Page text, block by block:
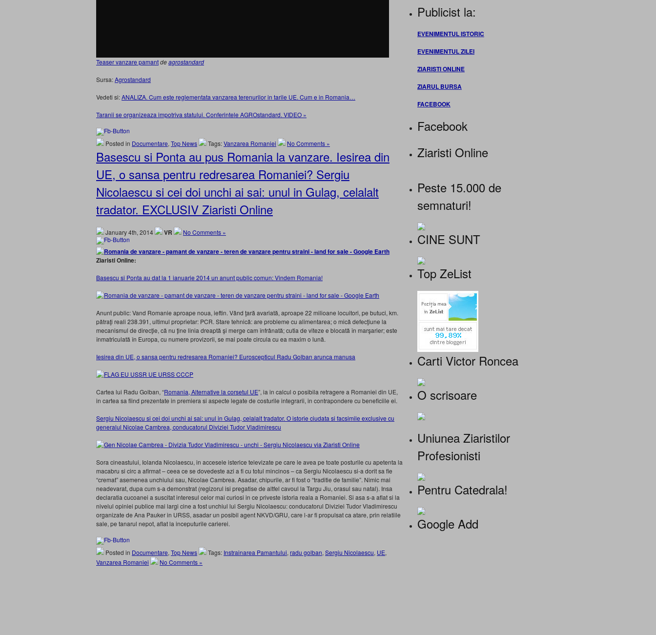
Teaser vanzare pamantdeagrostandard
Sursa:Agrostandard
Vedeti si:ANALIZA. Cum este reglementata vanzarea terenurilor in tarile UE. Cum e in Romania…
Taranii se organizeaza impotriva statului. Conferintele AGROstandard. VIDEO »
Posted in Documentare, Top News Tags:Vanzarea Romaniei No Comments »
Basescu si Ponta au pus Romania la vanzare. Iesirea din
UE, o sansa pentru redresarea Romaniei? Sergiu
Nicolaescu si cei doi unchi ai sai: unul in Gulag, celalalt
tradator. EXCLUSIV Ziaristi Online
January 4th, 2014 VR No Comments »
Ziaristi Online:
Basescu si Ponta au dat la 1 ianuarie 2014 un anunt public comun: Vindem Romania!
Anunt public: Vand Romanie aproape noua, ieftin. Vând ţară avariată, aproape 22 milioane locuitori, pe butuci, km.
pătraţi reali 238.391, ultimul proprietar: PCR. Stare tehnică: are probleme cu alimentarea; o mică defecţiune la
mecanismul de direcţie, că nu ţine linia dreaptă şi merge cam înfrânată; cutia de viteze e blocată în marşarier; este
înmatriculată în Europa, cu numere provizorii, se mai poate circula cu ea maxim o lună.
Iesirea din UE, o sansa pentru redresarea Romaniei? Euroscepticul Radu Golban arunca manusa
Cartea lui Radu Golban, “Romania, Alternative la corsetul UE”, ia in calcul o posibila retragere a Romaniei din UE,
in cartea sa fiind prezentate in premiera si aspecte legate de costurile integrarii, in contrapondere cu beneficiile ei.
Sergiu Nicolaescu si cei doi unchi ai sai: unul in Gulag, celalalt tradator. O istorie ciudata si facsimile exclusive cu
generalul Nicolae Cambrea, conducatorul Diviziei Tudor Vladimirescu
Sora cineastului, Iolanda Nicolaescu, in accesele isterice televizate pe care le avea pe toate posturile cu apetenta la
macabru si circ a afirmat – ceea ce se dovedeste azi a fi cu totul mincinos – ca Sergiu Nicolaescu si-a dorit sa fie
“cremat” asemenea unchiului sau, Nicolae Cambrea. Asadar, chipurile, ar fi fost o “traditie de familie”. Nimic mai
neadevarat, dupa cum s-a demonstrat (regizorul isi pregatise de altfel cavoul la Targu Jiu, orasul sau natal). Insa
declaratia cucoanei a suscitat interesul celor mai curiosi in ce priveste istoria reala a Romaniei. Si asa s-a aflat si la
nivelul opiniei publice mai largi cine a fost unchiul lui Sergiu Nicolaescu: conducatorul Diviziei Tudor Vladimirescu
organizate de Ana Pauker in URSS, asadar un posibil agent NKVD/GRU, care l-ar fi propulsat ca atare, prin relatiile
sale, pe tanarul nepot, aflat la inceputurile carierei.
Posted in Documentare, Top News Tags: Instrainarea Pamantului, radu golban, Sergiu Nicolaescu, UE,
Vanzarea Romaniei
No Comments »
Publicist la:
EVENIMENTUL ISTORIC
EVENIMENTUL ZILEI
ZIARISTI ONLINE
ZIARUL BURSA
FACEBOOK
Facebook
Ziaristi Online
Peste 15.000 de
semnaturi!
CINE SUNT
Top ZeList
Carti Victor Roncea
O scrisoare
Uniunea Ziaristilor
Profesionisti
Pentru Catedrala!
Google Add